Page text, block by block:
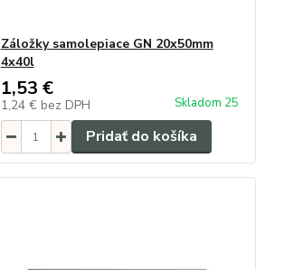
Záložky samolepiace GN 20x50mm
4x40l
1,53 €
1,24 € bez DPH Skladom 25
Pridať do košíka